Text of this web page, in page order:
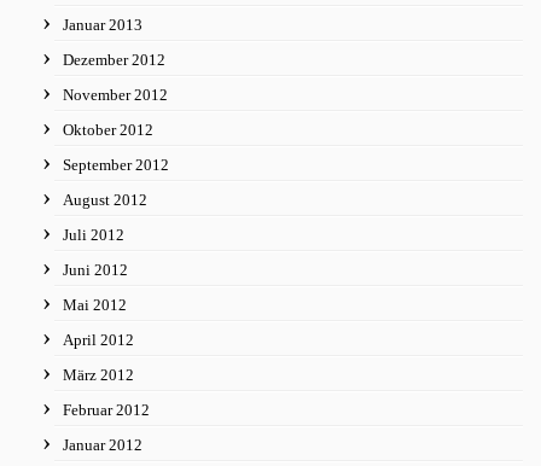
Januar 2013
Dezember 2012
November 2012
Oktober 2012
September 2012
August 2012
Juli 2012
Juni 2012
Mai 2012
April 2012
März 2012
Februar 2012
Januar 2012